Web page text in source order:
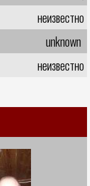
неизвестно
unknown
неизвестно